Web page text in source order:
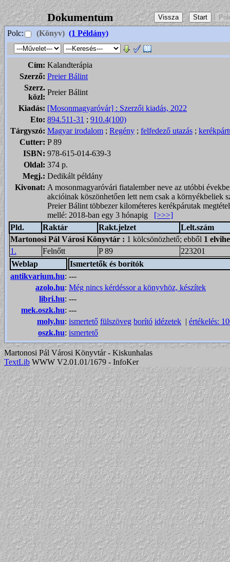
Dokumentum
Polc: (Könyv) (1 Példány)
Cím: Kalandterápia
Szerző: Preier Bálint
Szerz.
közl:
Preier Bálint
Kiadás: [Mosonmagyaróvár] : Szerzői kiadás, 2022
Eto: 894.511-31 ; 910.4(100)
Tárgyszó: Magyar irodalom ; Regény ; felfedező utazás ;
Cutter: P 89
ISBN: 978-615-014-639-3
Oldal: 374 p.
Megj.: Dedikált példány
Kivonat: A mosonmagyaróvári fiatalember neve az utóbbi
akcióinak köszönhetően lett nem csak a környékbeliek
Preier Bálint többezer kilométeres kerékpárutak
mellé: 2018-ban egy 3 hónapig [>>>]
Pld.
Raktár Rakt.jelzet
Lelt.szám
Martonosi Pál Városi Könyvtár : 1 kölcsönözhető; ebből 1
1.
Felnőtt P 89
223201
Weblap
Ismertetők és borítók
antikvarium.hu: ---
azolo.hu: Még nincs kérdéssor a könyvhöz, készítek
libri.hu: ---
mek.oszk.hu: ---
moly.hu: ismertető fülszöveg borító idézetek | értékelés:
oszk.hu: ismertető
Martonosi Pál Városi Könyvtár - Kiskunhalas
TextLib WWW V2.01.01/1679 - InfoKer